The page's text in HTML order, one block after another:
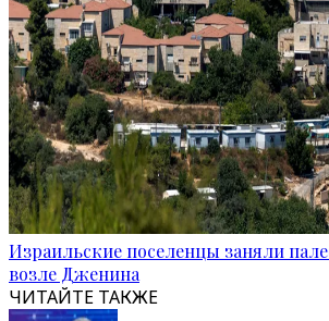
Израильские поселенцы заняли
возле Дженина
ЧИТАЙТЕ ТАКЖЕ